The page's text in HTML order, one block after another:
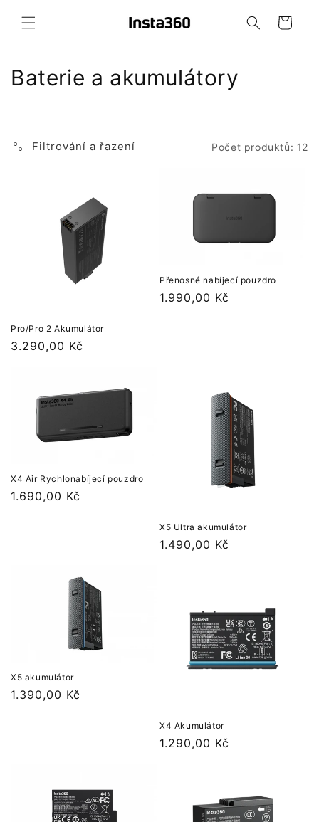
obsahu
Košík
K
Baterie a akumulátory
Filtrování a řazení Počet produktů: 12
Pro/Pro 2 Akumulátor
Běžná
3.290,00 Kč
Přenosné nabíjecí pouzdro
Běžná
1.990,00 Kč
X4 Air Rychlonabíjecí pouzdro
Běžná
1.690,00 Kč
X5 Ultra akumulátor
Běžná
1.490,00 Kč
X5 akumulátor
Běžná
1.390,00 Kč
X4 Akumulátor
Běžná
1.290,00 Kč